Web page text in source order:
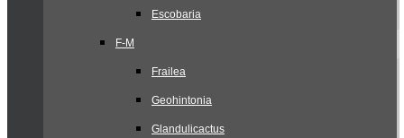
Escobaria
F-M
Frailea
Geohintonia
Glandulicactus